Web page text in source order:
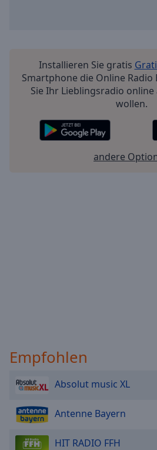
Installieren Sie gratis
Smartphone die Online Radio
Sie Ihr Lieblingsradio
wollen.
andere
Empfohlen
Absolut music XL
Antenne Bayern
HIT RADIO FFH